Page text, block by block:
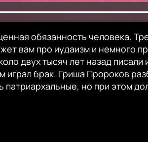
обязанность человека.
вам про иудаизм и немного
двух тысяч лет назад писали
играл брак. Гриша Пророков
патриархальные, но при этом